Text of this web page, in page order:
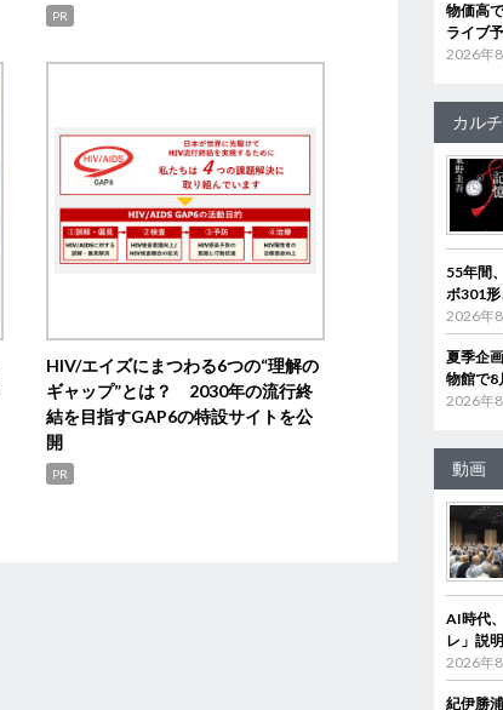
PR
HIV/エイズにまつわる6つの“理解の
ギャップ”とは？ 2030年の流行終
結を目指すGAP6の特設サイトを公
開
PR
物価高
ライブ
2026年
カル
55年間
ボ301
2026年
夏季企
物館で8
2026年
動画
AI時代
レ」説
2026年
紀伊勝